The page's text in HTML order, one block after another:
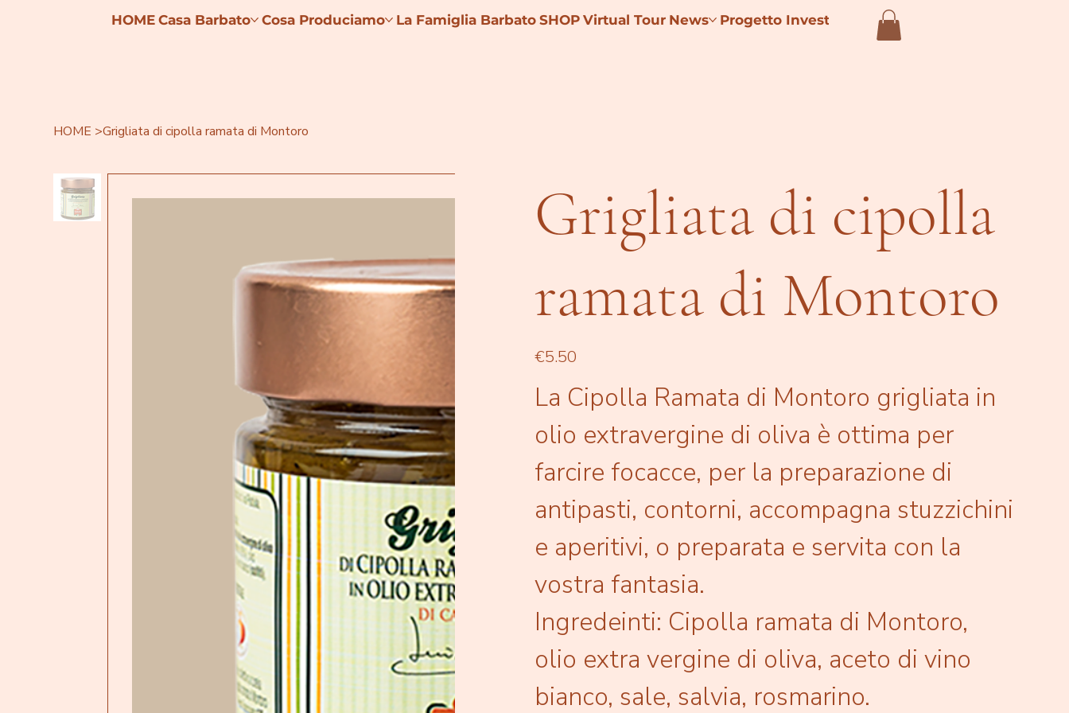
HOME Casa Barbato Cosa Produciamo La Famiglia Barbato SHOP Virtual Tour News Progetto Investimenti 4.0
HOME >Grigliata di cipolla ramata di Montoro
Grigliata di cipolla
ramata di Montoro
Price
€5.50
La Cipolla Ramata di Montoro grigliata in
olio extravergine di oliva è ottima per
farcire focacce, per la preparazione di
antipasti, contorni, accompagna stuzzichini
e aperitivi, o preparata e servita con la
vostra fantasia.
Ingredeinti: Cipolla ramata di Montoro,
olio extra vergine di oliva, aceto di vino
bianco, sale, salvia, rosmarino.